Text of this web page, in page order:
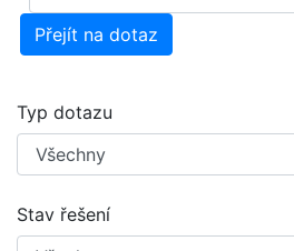
Přejít na dotaz
Typ dotazu
Stav řešení